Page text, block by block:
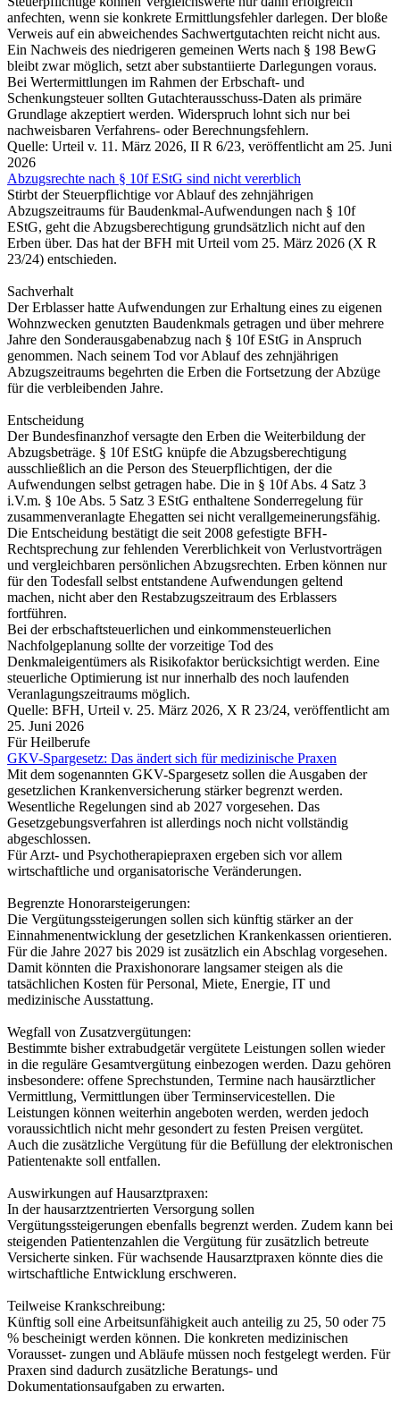
anfechten, wenn sie konkrete Ermittlungsfehler darlegen. Der bloße
Verweis auf ein abweichendes Sachwertgutachten reicht nicht aus.
Ein Nachweis des niedrigeren gemeinen Werts nach § 198 BewG
bleibt zwar möglich, setzt aber substantiierte Darlegungen voraus.
Bei Wertermittlungen im Rahmen der Erbschaft- und
Schenkungsteuer sollten Gutachterausschuss-Daten als primäre
Grundlage akzeptiert werden. Widerspruch lohnt sich nur bei
nachweisbaren Verfahrens- oder Berechnungsfehlern.
Quelle: Urteil v. 11. März 2026, II R 6/23, veröffentlicht am 25. Juni
2026
Abzugsrechte nach § 10f EStG sind nicht vererblich
Stirbt der Steuerpflichtige vor Ablauf des zehnjährigen
Abzugszeitraums für Baudenkmal-Aufwendungen nach § 10f
EStG, geht die Abzugsberechtigung grundsätzlich nicht auf den
Erben über. Das hat der BFH mit Urteil vom 25. März 2026 (X R
23/24) entschieden.
Sachverhalt
Der Erblasser hatte Aufwendungen zur Erhaltung eines zu eigenen
Wohnzwecken genutzten Baudenkmals getragen und über mehrere
Jahre den Sonderausgabenabzug nach § 10f EStG in Anspruch
genommen. Nach seinem Tod vor Ablauf des zehnjährigen
Abzugszeitraums begehrten die Erben die Fortsetzung der Abzüge
für die verbleibenden Jahre.
Entscheidung
Der Bundesfinanzhof versagte den Erben die Weiterbildung der
Abzugsbeträge. § 10f EStG knüpfe die Abzugsberechtigung
ausschließlich an die Person des Steuerpflichtigen, der die
Aufwendungen selbst getragen habe. Die in § 10f Abs. 4 Satz 3
i.V.m. § 10e Abs. 5 Satz 3 EStG enthaltene Sonderregelung für
zusammenveranlagte Ehegatten sei nicht verallgemeinerungsfähig.
Die Entscheidung bestätigt die seit 2008 gefestigte BFH-
Rechtsprechung zur fehlenden Vererblichkeit von Verlustvorträgen
und vergleichbaren persönlichen Abzugsrechten. Erben können nur
für den Todesfall selbst entstandene Aufwendungen geltend
machen, nicht aber den Restabzugszeitraum des Erblassers
fortführen.
Bei der erbschaftsteuerlichen und einkommensteuerlichen
Nachfolgeplanung sollte der vorzeitige Tod des
Denkmaleigentümers als Risikofaktor berücksichtigt werden. Eine
steuerliche Optimierung ist nur innerhalb des noch laufenden
Veranlagungszeitraums möglich.
Quelle: BFH, Urteil v. 25. März 2026, X R 23/24, veröffentlicht am
25. Juni 2026
Für Heilberufe
GKV-Spargesetz: Das ändert sich für medizinische Praxen
Mit dem sogenannten GKV-Spargesetz sollen die Ausgaben der
gesetzlichen Krankenversicherung stärker begrenzt werden.
Wesentliche Regelungen sind ab 2027 vorgesehen. Das
Gesetzgebungsverfahren ist allerdings noch nicht vollständig
abgeschlossen.
Für Arzt- und Psychotherapiepraxen ergeben sich vor allem
wirtschaftliche und organisatorische Veränderungen.
Begrenzte Honorarsteigerungen:
Die Vergütungssteigerungen sollen sich künftig stärker an der
Einnahmenentwicklung der gesetzlichen Krankenkassen orientieren.
Für die Jahre 2027 bis 2029 ist zusätzlich ein Abschlag vorgesehen.
Damit könnten die Praxishonorare langsamer steigen als die
tatsächlichen Kosten für Personal, Miete, Energie, IT und
medizinische Ausstattung.
Wegfall von Zusatzvergütungen:
Bestimmte bisher extrabudgetär vergütete Leistungen sollen wieder
in die reguläre Gesamtvergütung einbezogen werden. Dazu gehören
insbesondere: offene Sprechstunden, Termine nach hausärztlicher
Vermittlung, Vermittlungen über Terminservicestellen. Die
Leistungen können weiterhin angeboten werden, werden jedoch
voraussichtlich nicht mehr gesondert zu festen Preisen vergütet.
Auch die zusätzliche Vergütung für die Befüllung der elektronischen
Patientenakte soll entfallen.
Auswirkungen auf Hausarztpraxen:
In der hausarztzentrierten Versorgung sollen
Vergütungssteigerungen ebenfalls begrenzt werden. Zudem kann bei
steigenden Patientenzahlen die Vergütung für zusätzlich betreute
Versicherte sinken. Für wachsende Hausarztpraxen könnte dies die
wirtschaftliche Entwicklung erschweren.
Teilweise Krankschreibung:
Künftig soll eine Arbeitsunfähigkeit auch anteilig zu 25, 50 oder 75
% bescheinigt werden können. Die konkreten medizinischen
Vorausset- zungen und Abläufe müssen noch festgelegt werden. Für
Praxen sind dadurch zusätzliche Beratungs- und
Dokumentationsaufgaben zu erwarten.